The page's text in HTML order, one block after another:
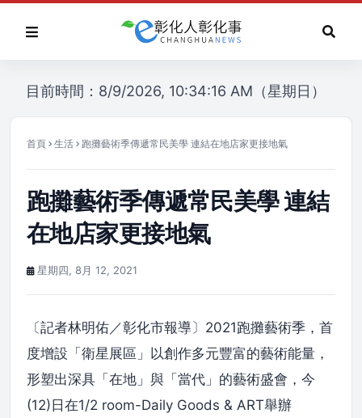
目前時間：8/9/2026, 10:34:16 AM（星期日）
首頁 生活 跑攤藝術季傳遞常民美學 連結在地店家更接地氣
跑攤藝術季傳遞常民美學 連結
在地店家更接地氣
星期四, 8月 12, 2021
〔記者林明佑／彰化市報導〕2021跑攤藝術季，首
度增設「衛星展區」以創作多元豐富的藝術能量，
形塑出深具「在地」與「當代」的藝術盛會，今
(12)日在1/2 room-Daily Goods & ART舉辦